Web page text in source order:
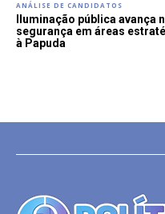
ANÁLISE DE CANDIDATOS
Iluminação pública avança
segurança em áreas
à Papuda